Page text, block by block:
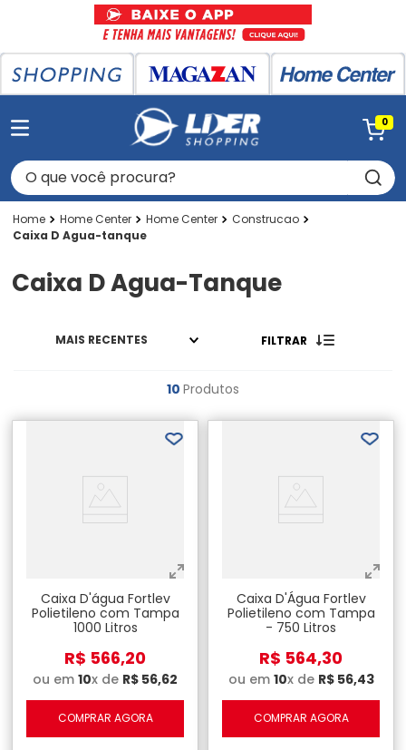
0
O que você procura?
Home Center Home Center
Construcao
Caixa D Agua-tanque
Caixa D Agua-Tanque
MAIS RECENTES FILTRAR
10 Produtos
Caixa D'água Fortlev
Polietileno com Tampa
1000 Litros
R$ 566,20
ou em 10x de R$ 56,62
COMPRAR AGORA
Caixa D'Água Fortlev
Polietileno com Tampa
- 750 Litros
R$ 564,30
ou em 10x de R$ 56,43
COMPRAR AGORA